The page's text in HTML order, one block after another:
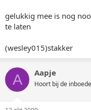
gelukkig mee is nog
te laten
(wesley015)stakker
A Aapje
Hoort bij de